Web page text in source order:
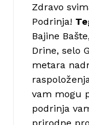
Zdravo
Podrinja!
Bajine
Drine, selo
metara
vam mogu
podrinja